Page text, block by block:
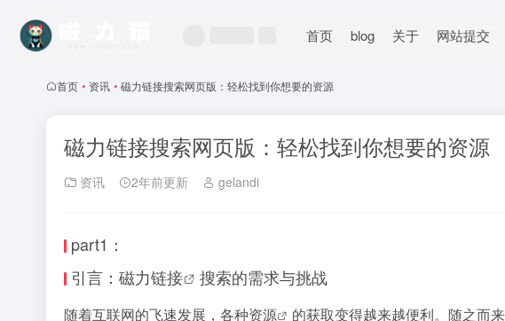
首页 blog 关于 网站提交
首页 • 资讯 • 磁力链接搜索网页版：轻松找到你想要的资源
磁力链接搜索网页版：轻松找到你想要的资源
资讯 2年前更新 gelandi
part1：
引言： 磁力链接 搜索的需求与挑战
随着互联网的飞速发展，各种资源
的获取变得越来越便利。随之而